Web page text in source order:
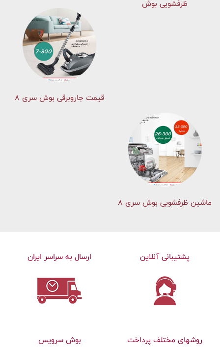
ظرفشویی بوش
قیمت جاروبرقی بوش سری ۸
ماشین ظرفشویی بوش سری 8
پشتیبانی آنلاین ارسال به سراسر ایران
روشهای مختلف پرداخت بوش سرویس